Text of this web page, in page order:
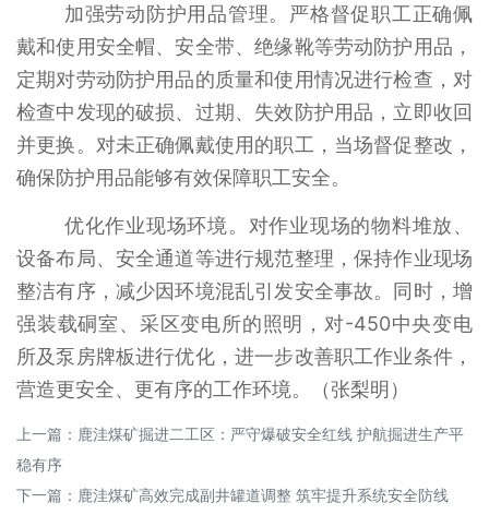
加强劳动防护用品管理。严格督促职工正确佩
戴和使用安全帽、安全带、绝缘靴等劳动防护用品，
定期对劳动防护用品的质量和使用情况进行检查，对
检查中发现的破损、过期、失效防护用品，立即收回
并更换。对未正确佩戴使用的职工，当场督促整改，
确保防护用品能够有效保障职工安全。
优化作业现场环境。对作业现场的物料堆放、
设备布局、安全通道等进行规范整理，保持作业现场
整洁有序，减少因环境混乱引发安全事故。同时，增
强装载硐室、采区变电所的照明，对-450中央变电
所及泵房牌板进行优化，进一步改善职工作业条件，
营造更安全、更有序的工作环境。（张梨明）
上一篇： 鹿洼煤矿掘进二工区：严守爆破安全红线 护航掘进生产平
稳有序
下一篇： 鹿洼煤矿高效完成副井罐道调整 筑牢提升系统安全防线